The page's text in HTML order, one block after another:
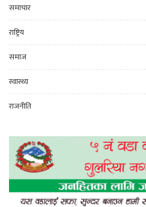
समाचार
राष्ट्रिय
समाज
स्वास्थ्य
राजनीति